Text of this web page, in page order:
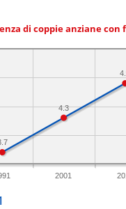
di coppie anziane con
2001
4.3